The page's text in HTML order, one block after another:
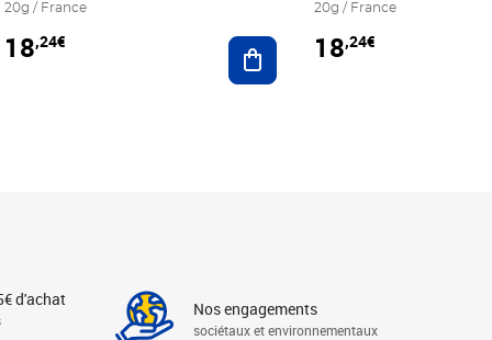
au panier
20g / France
18,24€ Ajouter au panier
20g / France
18,24€
d'achat Nos engagements
sociétaux et environnementaux